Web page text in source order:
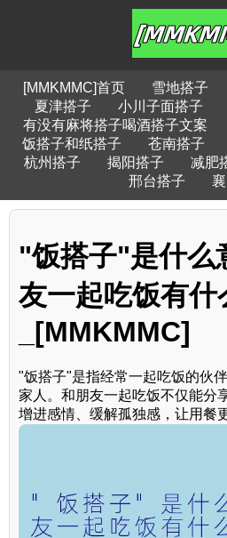
[MMKMMC]首页 雪地搭子
夏津搭子
小川子面搭子
有没有麻将搭子喝酒搭子文案
饭搭子和纸搭子
苍南搭子
杭州搭子
揭阳搭子 减肥
邢台搭子
"饭搭子"是什么
友一起吃饭有什
_[MMKMMC]
"饭搭子"是指经常一起吃饭的伙
家人。和朋友一起吃饭不仅能分
增进感情、缓解孤独感，让用餐